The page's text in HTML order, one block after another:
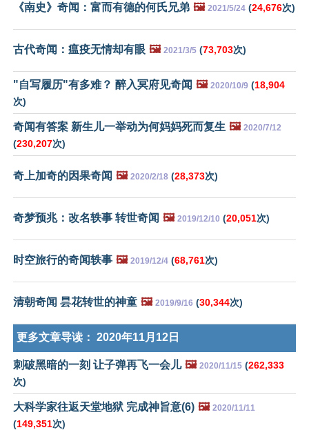
《南史》奇闻：富而有德的何氏兄弟 🖼️ 2021/5/24 (24,676次)
古代奇闻：瘟疫无情却有眼 🖼️ 2021/3/5 (73,703次)
"自写履历"有多难？ 醉入冥府见奇闻 🖼️ 2020/10/9 (18,904
次)
奇闻有答案 新生儿一举动为何妈妈死而复生 🖼️ 2020/7/12
(230,207次)
奇上加奇的因果奇闻 🖼️ 2020/2/18 (28,373次)
奇梦预兆：改名轶事 转世奇闻 🖼️ 2019/12/10 (20,051次)
时空旅行的奇闻轶事 🖼️ 2019/12/4 (68,761次)
清朝奇闻 昙花转世的神童 🖼️ 2019/9/16 (30,344次)
更多文章导读： 2020年11月12日
刺破黑暗的一刻 让子弹再飞一会儿 🖼️ 2020/11/15 (262,333
次)
大科学家往返天堂地狱 完成神旨意(6) 🖼️ 2020/11/11
(149,351次)